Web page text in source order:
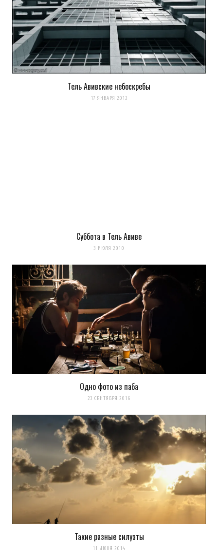
Тель Авивские небоскребы
17 ЯНВАРЯ 2012
Суббота в Тель Авиве
3 ИЮЛЯ 2010
Одно фото из паба
23 СЕНТЯБРЯ 2016
Такие разные силуэты
11 ИЮНЯ 2014